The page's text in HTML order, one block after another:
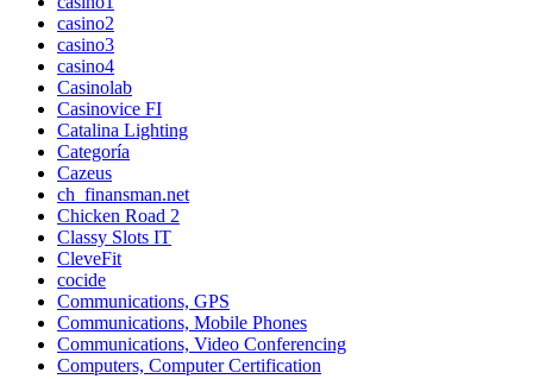
casino2
casino3
casino4
Casinolab
Casinovice FI
Catalina Lighting
Categoría
Cazeus
ch_finansman.net
Chicken Road 2
Classy Slots IT
CleveFit
cocide
Communications, GPS
Communications, Mobile Phones
Communications, Video Conferencing
Computers, Computer Certification